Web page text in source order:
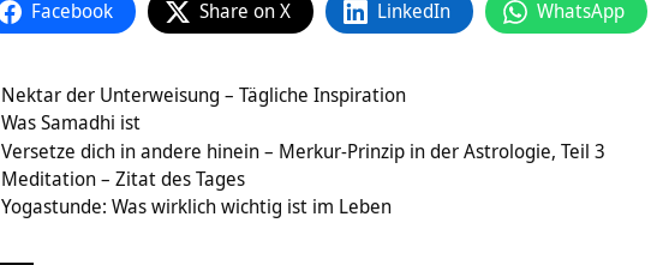
Facebook Share on X LinkedIn WhatsApp
Nektar der Unterweisung – Tägliche Inspiration
Was Samadhi ist
Versetze dich in andere hinein – Merkur-Prinzip in der Astrologie, Teil 3
Meditation – Zitat des Tages
Yogastunde: Was wirklich wichtig ist im Leben